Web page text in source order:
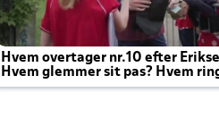
Hvem overtager nr.10 efter
Hvem glemmer sit pas? Hvem
Joachim altid til efter kampe?